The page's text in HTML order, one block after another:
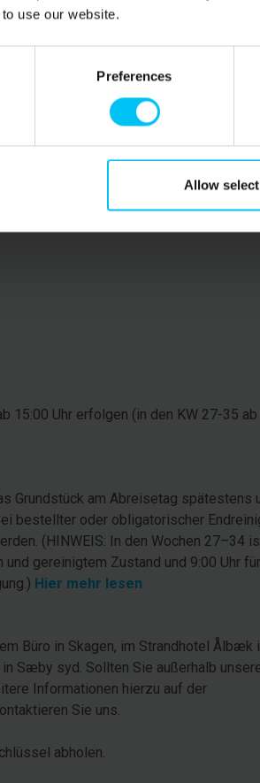
use our website.
Preferences
Allow
900 Meter.
Tversted. Grenen und das Skagens
15:00 Uhr erfolgen (in den KW 27-35 ab
Grundstück am Abreisetag spätestens
bestellter oder obligatorischer
(HINWEIS: In den Wochen 27–34
gereinigtem Zustand und 9:00 Uhr
Hier mehr lesen
Büro in Skagen, im Strandhotel Ålbæk
Sæby syd. Sollten Sie außerhalb
Informationen hierzu auf der
Sie uns.
abholen.